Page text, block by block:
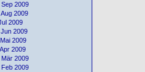
2009
2009
2009
2009
2009
2009
2009
2009